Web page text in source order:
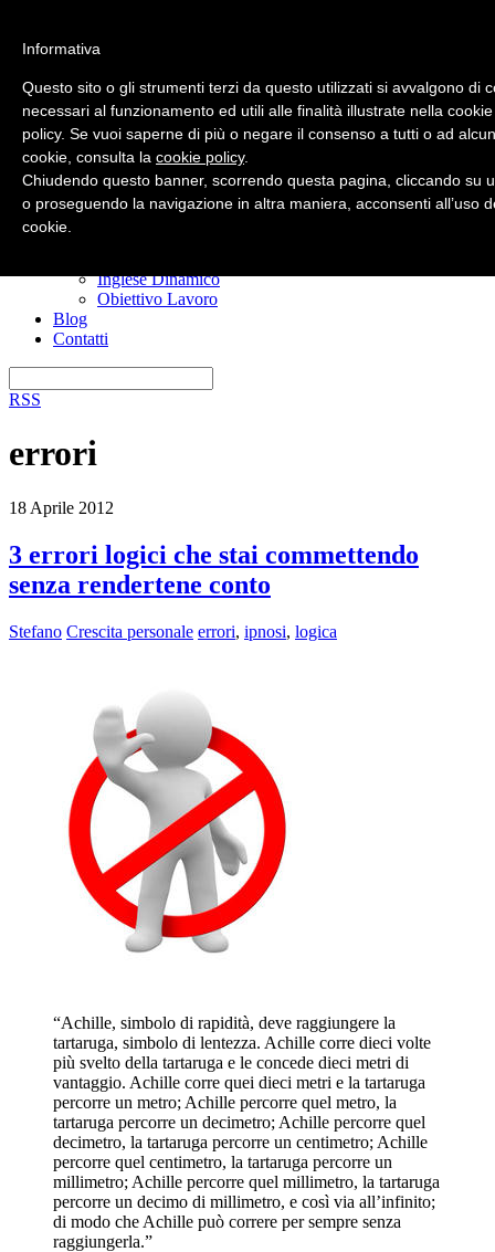
Home
Nuovo? Inizia qui
Risorse gratuite
Il manuale anti confusione
Inglese Dinamico
Obiettivo Lavoro
Blog
Contatti
RSS
errori
18 Aprile 2012
3 errori logici che stai commettendo
senza rendertene conto
Stefano Crescita personale errori, ipnosi, logica
“Achille, simbolo di rapidità, deve raggiungere la
tartaruga, simbolo di lentezza. Achille corre dieci volte
più svelto della tartaruga e le concede dieci metri di
vantaggio. Achille corre quei dieci metri e la tartaruga
percorre un metro; Achille percorre quel metro, la
tartaruga percorre un decimetro; Achille percorre quel
decimetro, la tartaruga percorre un centimetro; Achille
percorre quel centimetro, la tartaruga percorre un
millimetro; Achille percorre quel millimetro, la tartaruga
percorre un decimo di millimetro, e così via all’infinito;
di modo che Achille può correre per sempre senza
raggiungerla.”
Informativa
Questo sito o gli strumenti terzi da questo utilizzati si avvalgono di
necessari al funzionamento ed utili alle finalità illustrate nella cookie
policy. Se vuoi saperne di più o negare il consenso a tutti o ad
cookie, consulta la cookie policy.
Chiudendo questo banner, scorrendo questa pagina, cliccando su
o proseguendo la navigazione in altra maniera, acconsenti all’uso
cookie.